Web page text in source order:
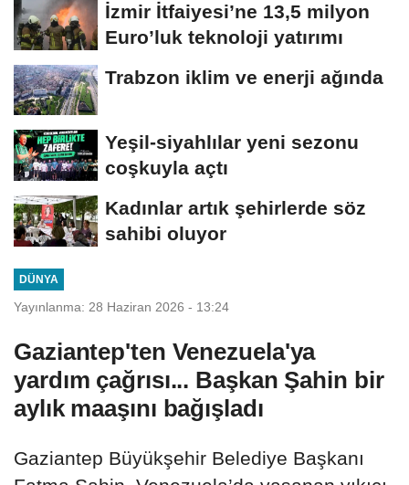
İzmir İtfaiyesi’ne 13,5 milyon
Euro’luk teknoloji yatırımı
Trabzon iklim ve enerji ağında
Yeşil-siyahlılar yeni sezonu
coşkuyla açtı
Kadınlar artık şehirlerde söz
sahibi oluyor
DÜNYA
Yayınlanma: 28 Haziran 2026 - 13:24
Gaziantep'ten Venezuela'ya
yardım çağrısı... Başkan Şahin bir
aylık maaşını bağışladı
Gaziantep Büyükşehir Belediye Başkanı